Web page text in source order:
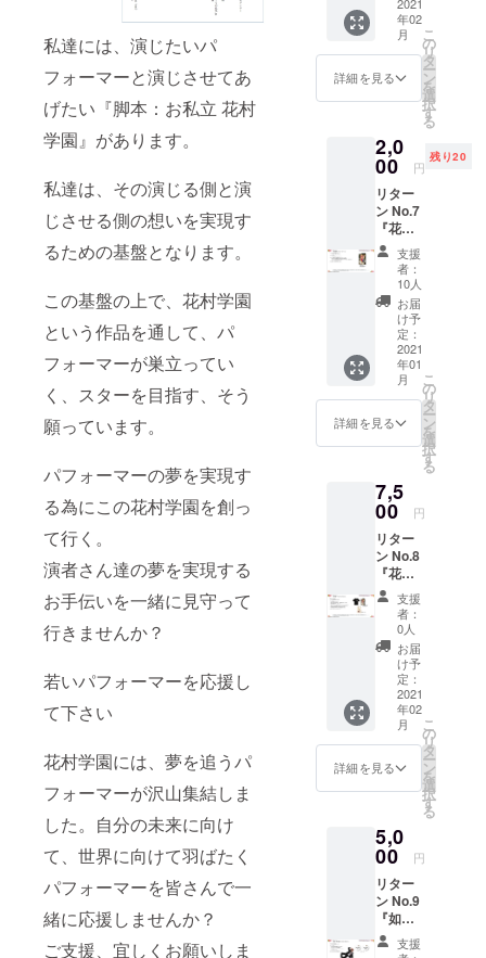
私達には、演じたいパ
フォーマーと演じさせてあ
げたい『脚本：お私立 花村
学園』があります。
私達は、その演じる側と演
じさせる側の想いを実現す
るための基盤となります。
この基盤の上で、花村学園
という作品を通して、パ
フォーマーが巣立ってい
く、スターを目指す、そう
願っています。
パフォーマーの夢を実現す
る為にこの花村学園を創っ
て行く。
演者さん達の夢を実現する
お手伝いを一緒に見守って
行きませんか？
若いパフォーマーを応援し
て下さい
花村学園には、夢を追うパ
フォーマーが沢山集結しま
した。自分の未来に向け
て、世界に向けて羽ばたく
パフォーマーを皆さんで一
緒に応援しませんか？
ご支援、宜しくお願いしま
hanam
uragak
uen202
挨拶、
御礼、
など、
未公開
の貴重
なビデ
オレ
ターで
す ■ご
注意 ・
備考欄
に必ず
推し
キャス
ト名を
入力し
しキャ
ストが
場合
は、花
村百合
子から
の御礼
ビデオ
となり
ます
となり
ます。
事務局
スタッ
フが少
にお時
間がか
とをご
了承下
さい。
・オン
ライン
MTG中
に、事
務局が
不適切
と判断
させて
頂いた
は、即
座に
なりま
す。そ
の場合
でも費
用は返
還いた
しませ
キャス
ト指定
・備考
欄に
キャス
トをご
指名下
如月
蓮、原
外とな
りま
す。ご
注意下
さい。
■開催は
２０２
えない
花村学
園のオ
リジナ
ルＴ
・お届
けは、
2021年
1月以降
になり
ます。
コバッ
ク』 ■
料金：
2,500
jpy 送
料別
いとな
りま
す） ■
リター
ン内容
・みず
しな孝
之先生
描下ろ
し 花
村学園
オリジ
ナル
エコ
バッグ
■説明
・ここ
学園の
オリジ
ナルエ
コバッ
グで
す。 ・
デザイ
ンは、
いとし
のムー
コ作
者：み
ずしな
孝之先
生の描
下ろし
です ■
2021年
1月以降
ます。
年02
月
詳細を見る
こ
の
リ
タ
ー
ン
を
選
択
す
る
2,0
00 円
残り20
リター
ン No.7
『花村
学園オ
リジナ
ル フ
ラワー
ペン』
■料金：
2,000
jpy（本
） 送
料別
（着払
いとな
りま
リター
ン内容
・花村
学園オ
リジナ
ル フ
ラワー
ペン ■
説明 ・
ここで
しか買
えない
花村学
園のオ
リジナ
ルフラ
ワーー
と花村
学園の
ロゴが
浮かん
でゆる
やかに
動きま
支援
者：
10人
お届
け予
定：
2021
年01
月
詳細を見る
こ
の
リ
タ
ー
ン
を
選
択
す
る
7,5
00 円
リター
ン No.8
『花村
学園
オリジ
ナル
グッズ
セッ
ト』 ■
料金：
7,500
jpy 送
料別
（着払
いとな
りま
リター
ン内容
・花村
学園オ
リジナ
ルＴ
シャツ
支援
者：
0人
お届
け予
定：
2021
年02
月
詳細を見る
こ
の
リ
タ
ー
ン
を
選
択
す
る
5,0
00 円
リター
ン No.9
『如月
蓮 花
村学園
支援